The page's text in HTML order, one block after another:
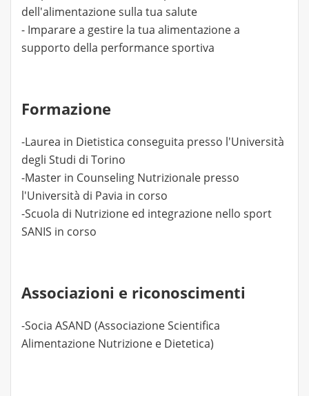
dell'alimentazione sulla tua salute
- Imparare a gestire la tua alimentazione a
supporto della performance sportiva
Formazione
-Laurea in Dietistica conseguita presso l'Università
degli Studi di Torino
-Master in Counseling Nutrizionale presso
l'Università di Pavia in corso
-Scuola di Nutrizione ed integrazione nello sport
SANIS in corso
Associazioni e riconoscimenti
-Socia ASAND (Associazione Scientifica
Alimentazione Nutrizione e Dietetica)